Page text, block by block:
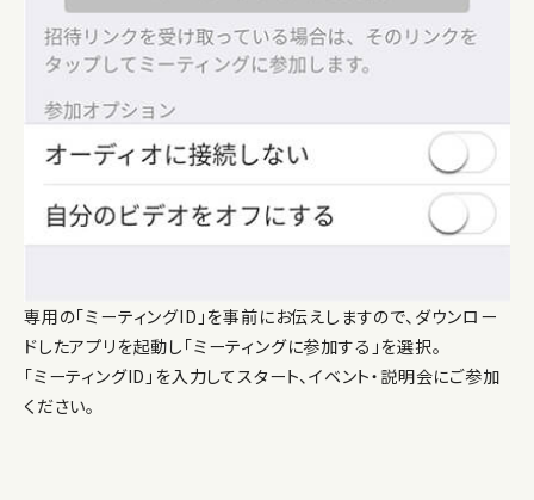
専用の「ミーティングID」を事前にお伝えしますので、ダウンロー
ドしたアプリを起動し「ミーティングに参加する」を選択。
「ミーティングID」を入力してスタート、イベント・説明会にご参加
ください。